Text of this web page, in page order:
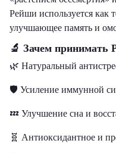
Рейши используется как
улучшающее память и
🔬 Зачем принимать
🌿 Натуральный
🛡️ Усиление иммунной
💤 Улучшение сна и
🧬 Антиоксидантное и